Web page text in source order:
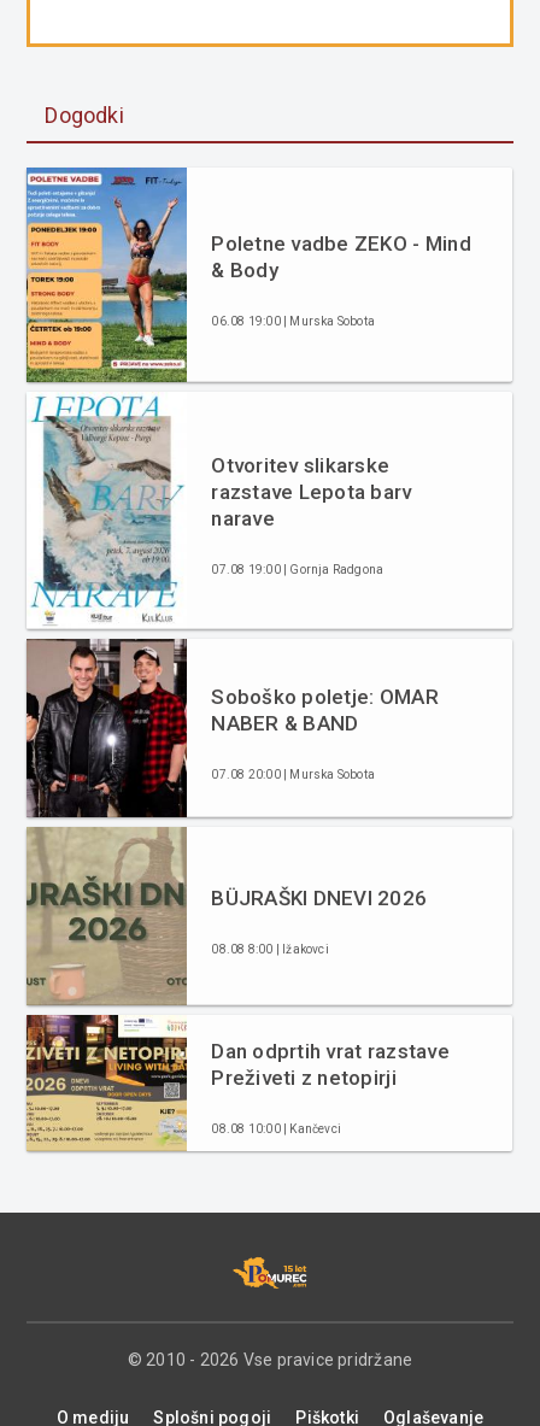
Dogodki
Poletne vadbe ZEKO - Mind
& Body
06.08 19:00 | Murska Sobota
Otvoritev slikarske
razstave Lepota barv
narave
07.08 19:00 | Gornja Radgona
Soboško poletje: OMAR
NABER & BAND
07.08 20:00 | Murska Sobota
BÜJRAŠKI DNEVI 2026
08.08 8:00 | Ižakovci
Dan odprtih vrat razstave
Preživeti z netopirji
08.08 10:00 | Kančevci
© 2010 - 2026 Vse pravice pridržane
O mediju Splošni pogoji Piškotki Oglaševanje